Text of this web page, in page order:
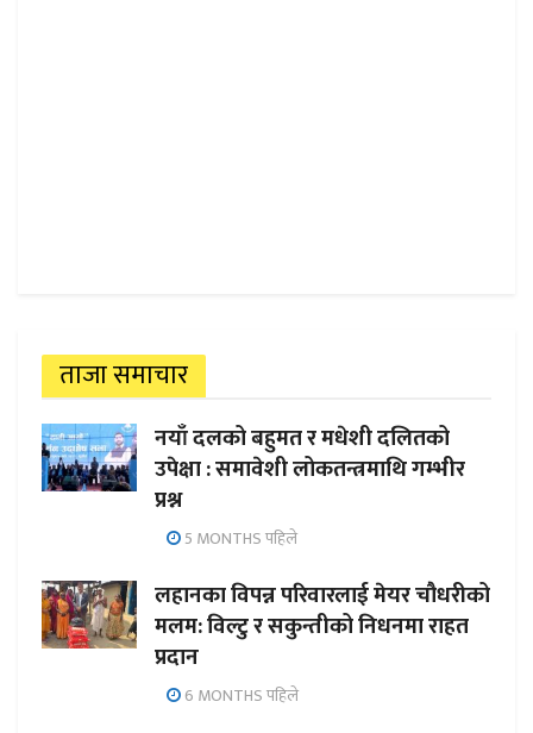
ताजा समाचार
नयाँ दलको बहुमत र मधेशी दलितको
उपेक्षा : समावेशी लोकतन्त्रमाथि गम्भीर
प्रश्न
5 MONTHS पहिले
लहानका विपन्न परिवारलाई मेयर चौधरीको
मलम: विल्टु र सकुन्तीको निधनमा राहत
प्रदान
6 MONTHS पहिले